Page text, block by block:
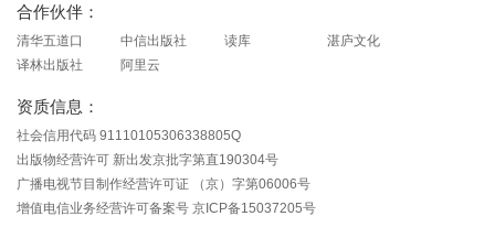
合作伙伴：
清华五道口 中信出版社 读库
湛庐文化
译林出版社
阿里云
资质信息：
社会信用代码 91110105306338805Q
出版物经营许可 新出发京批字第直190304号
广播电视节目制作经营许可证 （京）字第06006号
增值电信业务经营许可备案号 京ICP备15037205号